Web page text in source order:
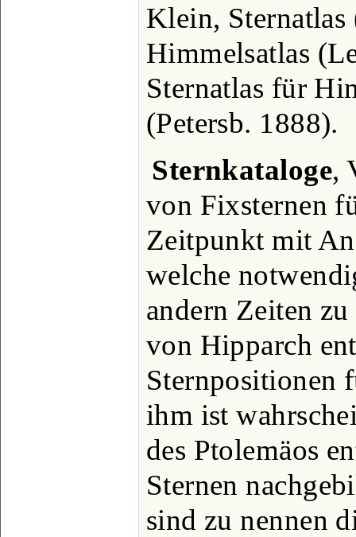
Klein,
Himmelsatlas
Sternatlas für
(Petersb. 1888).
Sternkataloge,
von Fixsternen
Zeitpunkt mit
welche
andern Zeiten
von Hipparch
Sternpositionen
ihm ist
des Ptolemäos
Sternen
sind zu nennen